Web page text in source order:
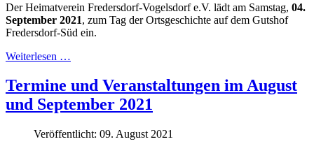
Der Heimatverein Fredersdorf-Vogelsdorf e.V. lädt am Samstag, 04.
September 2021, zum Tag der Ortsgeschichte auf dem Gutshof
Fredersdorf-Süd ein.
Weiterlesen …
Termine und Veranstaltungen im August
und September 2021
Veröffentlicht: 09. August 2021